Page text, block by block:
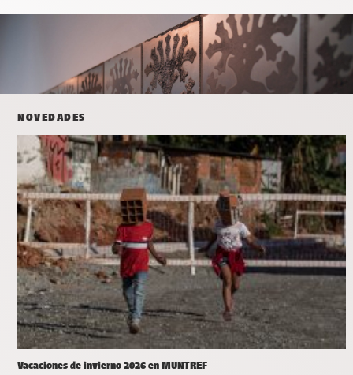
NOVEDADES
Vacaciones de invierno 2026 en MUNTREF